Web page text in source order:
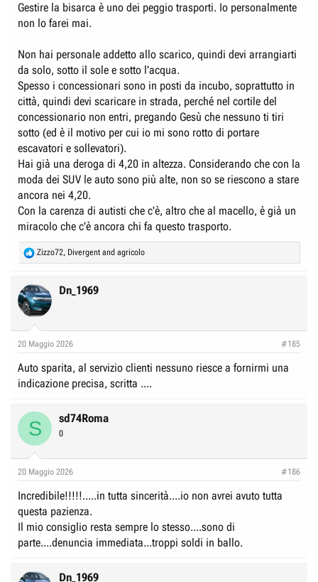
Gestire la bisarca è uno dei peggio trasporti. Io personalmente
non lo farei mai.
Non hai personale addetto allo scarico, quindi devi arrangiarti
da solo, sotto il sole e sotto l'acqua.
Spesso i concessionari sono in posti da incubo, soprattutto in
città, quindi devi scaricare in strada, perché nel cortile del
concessionario non entri, pregando Gesù che nessuno ti tiri
sotto (ed è il motivo per cui io mi sono rotto di portare
escavatori e sollevatori).
Hai già una deroga di 4,20 in altezza. Considerando che con la
moda dei SUV le auto sono più alte, non so se riescono a stare
ancora nei 4,20.
Con la carenza di autisti che c'è, altro che al macello, è già un
miracolo che c'è ancora chi fa questo trasporto.
R
e
c
t
i
s
Zizzo72, Divergent and agricolo
Dn_1969
20 Maggio 2026 #185
Auto sparita, al servizio clienti nessuno riesce a fornirmi una
indicazione precisa, scritta ....
S sd74Roma
0
20 Maggio 2026 #186
Incredibile!!!!!.....in tutta sincerità....io non avrei avuto tutta
questa pazienza.
Il mio consiglio resta sempre lo stesso....sono di
parte....denuncia immediata...troppi soldi in ballo.
Dn_1969